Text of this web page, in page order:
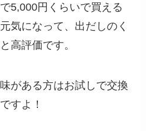
5,000円くらいで買える
気になって、出だしのく
高評価です。
がある方はお試しで交換
すよ！